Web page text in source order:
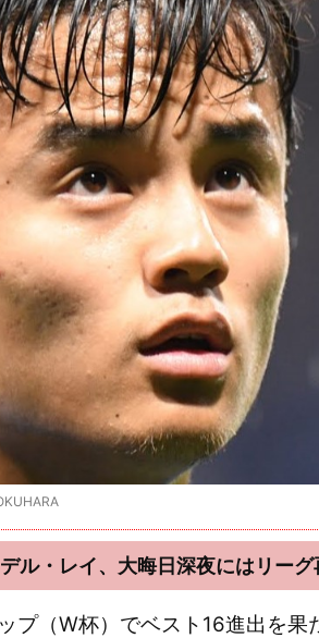
ル・レイ、大晦日深夜にはリーグ
プ（W杯）でベスト16進出を果